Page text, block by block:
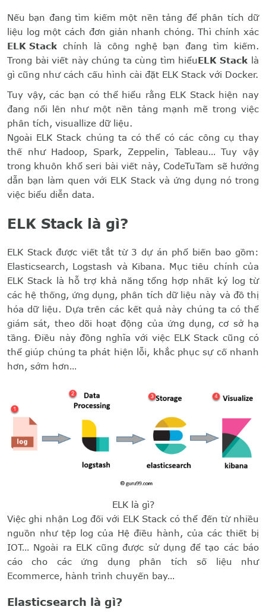
Nếu bạn đang tìm kiếm một nền tảng để phân tích dữ
liệu log một cách đơn giản nhanh chóng. Thì chính xác
ELK Stack chính là công nghệ bạn đang tìm kiếm.
Trong bài viết này chúng ta cùng tìm hiểuELK Stack là
gì cũng như cách cấu hình cài đặt ELK Stack với Docker.
Tuy vậy, các bạn có thể hiểu rằng ELK Stack hiện nay
đang nổi lên như một nền tảng mạnh mẽ trong việc
phân tích, visuallize dữ liệu.
Ngoài ELK Stack chúng ta có thể có các công cụ thay
thế như Hadoop, Spark, Zeppelin, Tableau… Tuy vậy
trong khuôn khổ seri bài viết này, CodeTuTam sẽ hướng
dẫn bạn làm quen với ELK Stack và ứng dụng nó trong
việc biểu diễn data.
ELK Stack là gì?
ELK Stack được viết tắt từ 3 dự án phổ biến bao gồm:
Elasticsearch, Logstash và Kibana. Mục tiêu chính của
ELK Stack là hỗ trợ khả năng tổng hợp nhất ký log từ
các hệ thống, ứng dụng, phân tích dữ liệu này và đồ thị
hóa dữ liệu. Dựa trên các kết quả này chúng ta có thể
giám sát, theo dõi hoạt động của ứng dụng, cơ sở hạ
tầng. Điều này đồng nghĩa với việc ELK Stack cũng có
thể giúp chúng ta phát hiện lỗi, khắc phục sự cố nhanh
hơn, sớm hơn…
ELK là gì?
Việc ghi nhận Log đối với ELK Stack có thể đến từ nhiều
nguồn như tệp log của Hệ điều hành, của các thiết bị
IOT… Ngoài ra ELK cũng được sử dụng để tạo các báo
cáo cho các ứng dụng phân tích số liệu như
Ecommerce, hành trình chuyến bay…
Elasticsearch là gì?